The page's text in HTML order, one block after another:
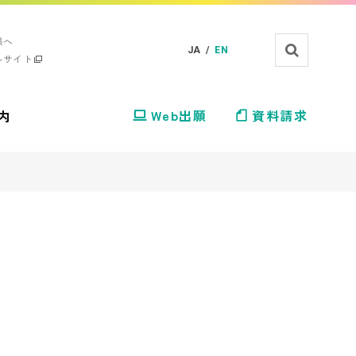
イト
JA / EN
Web出願 資料請求